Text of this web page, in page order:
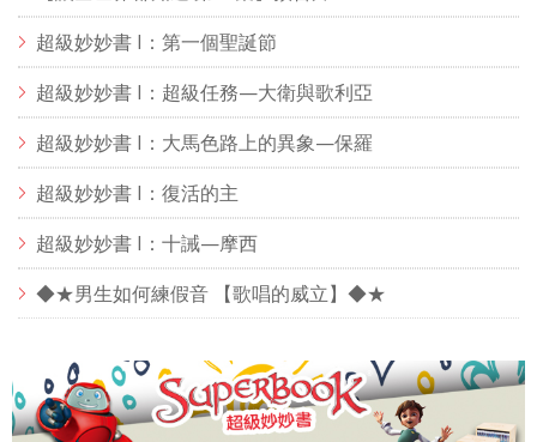
超級妙妙書 I：第一個聖誕節
超級妙妙書 I：超級任務—大衛與歌利亞
超級妙妙書 I：大馬色路上的異象—保羅
超級妙妙書 I：復活的主
超級妙妙書 I：十誡—摩西
◆★男生如何練假音 【歌唱的威立】◆★